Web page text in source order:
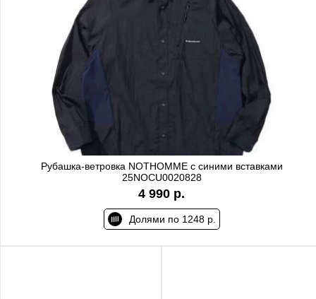
Рубашка-ветровка NOTHOMME с синими вставками
25NOCU0020828
4 990 р.
Долями по 1248 р.